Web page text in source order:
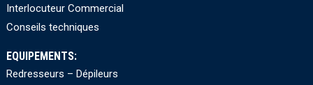
Interlocuteur Commercial
Conseils techniques
EQUIPEMENTS:
Redresseurs – Dépileurs